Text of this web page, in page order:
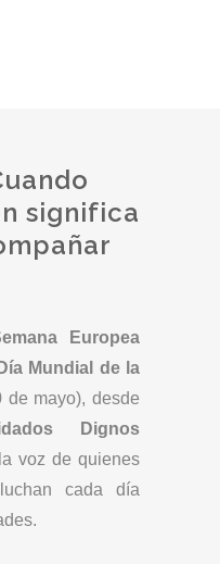
significa
Europea
Mundial de la
mayo), desde
Dignos
voz de quienes
cada día